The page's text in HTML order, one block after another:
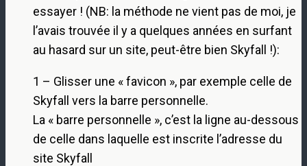
essayer ! (NB: la méthode ne vient pas de moi, je
l’avais trouvée il y a quelques années en surfant
au hasard sur un site, peut-être bien Skyfall !):
1 – Glisser une « favicon », par exemple celle de
Skyfall vers la barre personnelle.
La « barre personnelle », c’est la ligne au-dessous
de celle dans laquelle est inscrite l’adresse du
site Skyfall